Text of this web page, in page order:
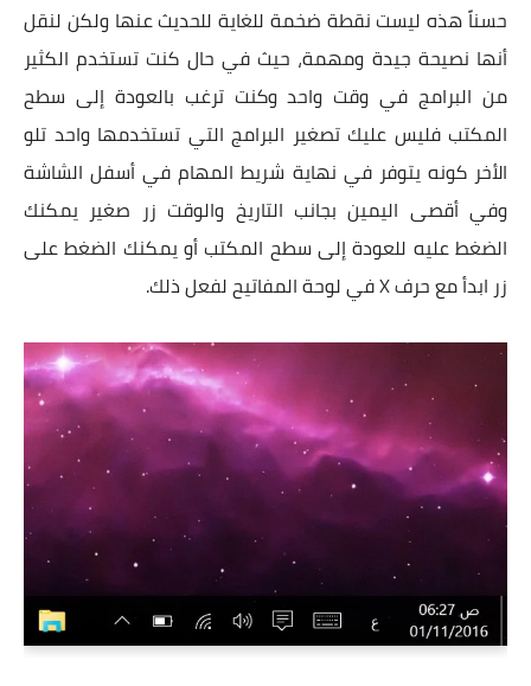
حسناً هذه ليست نقطة ضخمة للغاية للحديث عنها ولكن لنقل
أنها نصيحة جيدة ومهمة، حيث في حال كنت تستخدم الكثير
من البرامج في وقت واحد وكنت ترغب بالعودة إلى سطح
المكتب فليس عليك تصغير البرامج التي تستخدمها واحد تلو
الأخر كونه يتوفر في نهاية شريط المهام في أسفل الشاشة
وفي أقصى اليمين بجانب التاريخ والوقت زر صغير يمكنك
الضغط عليه للعودة إلى سطح المكتب أو يمكنك الضغط على
زر ابدأ مع حرف X في لوحة المفاتيح لفعل ذلك.